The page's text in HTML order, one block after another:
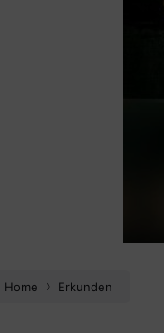
Home Erkunden